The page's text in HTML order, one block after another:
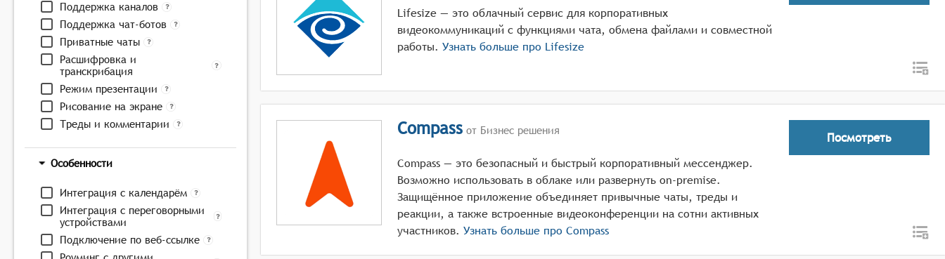
Поддержка каналов
Поддержка чат-ботов
Приватные чаты
Расшифровка и
транскрибация
Режим презентации
Рисование на экране
Треды и комментарии
Особенности
Интеграция с календарём
Интеграция с переговорными
устройствами
Подключение по веб-ссылке
Lifesize — это облачный сервис для корпоративных
видеокоммуникаций с функциями чата, обмена файлами и совместной
работы. Узнать больше про Lifesize
Compass от Бизнес решения
Compass — это безопасный и быстрый корпоративный мессенджер.
Возможно использовать в облаке или развернуть on-premise.
Защищённое приложение объединяет привычные чаты, треды и
реакции, а также встроенные видеоконференции на сотни активных
участников. Узнать больше про Compass
Посмотреть